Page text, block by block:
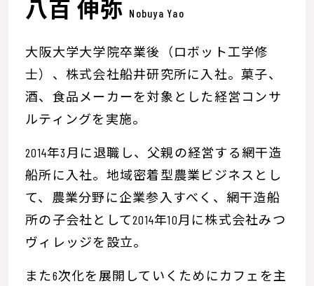
八百 伸弥 Nobuya Yao
大阪大学大学院卒業後（ロボット工学修
士）、株式会社船井研究所に入社。菓子、
酒、食品メーカーを対象とした経営コンサ
ルティングを実施。
2014年3月に退職し、父親の経営する網干造
船所に入社。地域密着型農業ビジネスとし
て、農業分野に企業参入すべく、網干造船
所の子会社として2014年10月に株式会社みつ
ヴィレッジを設立。
また6次化を展開していくためにカフェを主